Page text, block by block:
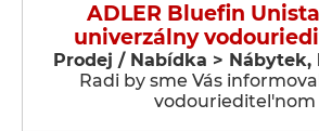
ADLER Bluefin
univerzálny
Prodej / Nabídka >
Radi by sme Vás
vodourieditel'nom